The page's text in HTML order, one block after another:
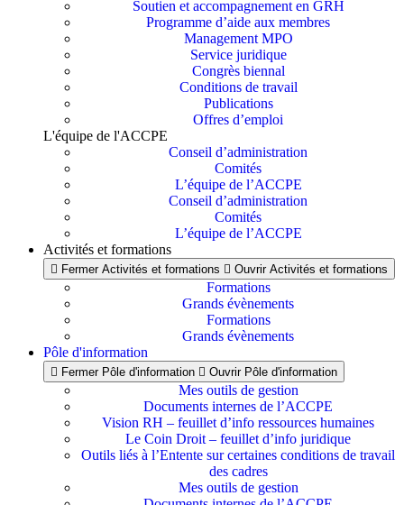
Soutien et accompagnement en GRH
Programme d’aide aux membres
Management MPO
Service juridique
Congrès biennal
Conditions de travail
Publications
Offres d’emploi
L'équipe de l'ACCPE
Conseil d’administration
Comités
L’équipe de l’ACCPE
Conseil d’administration
Comités
L’équipe de l’ACCPE
Activités et formations
Fermer Activités et formations Ouvrir Activités et formations
Formations
Grands évènements
Formations
Grands évènements
Pôle d'information
Fermer Pôle d'information Ouvrir Pôle d'information
Mes outils de gestion
Documents internes de l’ACCPE
Vision RH – feuillet d’info ressources humaines
Le Coin Droit – feuillet d’info juridique
Outils liés à l’Entente sur certaines conditions de travail
des cadres
Mes outils de gestion